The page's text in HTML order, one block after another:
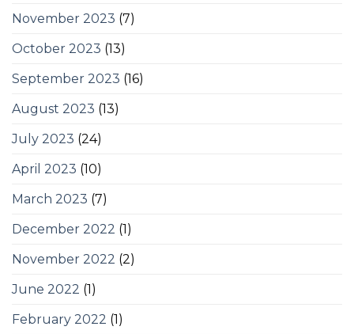
November 2023 (7)
October 2023 (13)
September 2023 (16)
August 2023 (13)
July 2023 (24)
April 2023 (10)
March 2023 (7)
December 2022 (1)
November 2022 (2)
June 2022 (1)
February 2022 (1)